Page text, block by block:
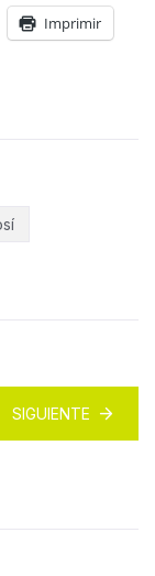
Imprimir
SIGUIENTE